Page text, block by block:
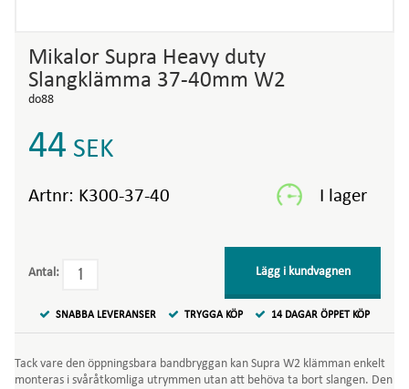
Mikalor Supra Heavy duty
Slangklämma 37-40mm W2
do88
44 SEK
Artnr: K300-37-40
Antal: Lägg i kundvagnen
SNABBA LEVERANSER TRYGGA KÖP 14 DAGAR ÖPPET KÖP
Tack vare den öppningsbara bandbryggan kan Supra W2 klämman enkelt
monteras i svåråtkomliga utrymmen utan att behöva ta bort slangen. Den